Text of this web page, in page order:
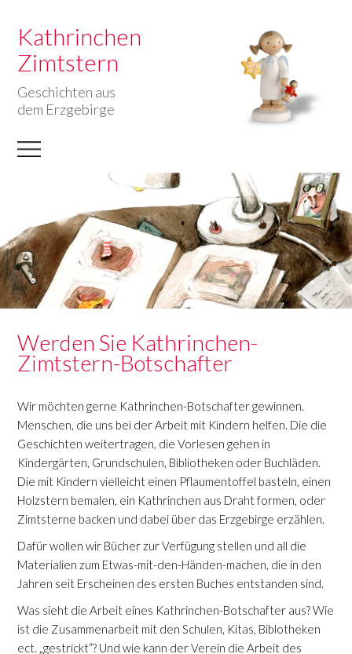
Kathrinchen
Zimtstern
Geschichten aus
dem Erzgebirge
Werden Sie Kathrinchen-
Zimtstern-Botschafter
Wir möchten gerne Kathrinchen-Botschafter gewinnen.
Menschen, die uns bei der Arbeit mit Kindern helfen. Die die
Geschichten weitertragen, die Vorlesen gehen in
Kindergärten, Grundschulen, Bibliotheken oder Buchläden.
Die mit Kindern vielleicht einen Pflaumentoffel basteln, einen
Holzstern bemalen, ein Kathrinchen aus Draht formen, oder
Zimtsterne backen und dabei über das Erzgebirge erzählen.
Dafür wollen wir Bücher zur Verfügung stellen und all die
Materialien zum Etwas-mit-den-Händen-machen, die in den
Jahren seit Erscheinen des ersten Buches entstanden sind.
Was sieht die Arbeit eines Kathrinchen-Botschafter aus? Wie
ist die Zusammenarbeit mit den Schulen, Kitas, Biblotheken
ect. „gestrickt“? Und wie kann der Verein die Arbeit des